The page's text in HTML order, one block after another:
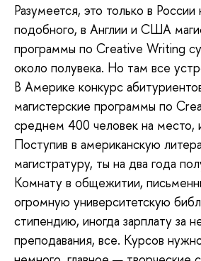
Разумеется, это только в
подобного, в Англии и США
программы по Creative Writing
около полувека. Но там все
В Америке конкурс
магистерские программы по
среднем 400 человек на место,
Поступив в американскую
магистратуру, ты на два года
Комнату в общежитии,
огромную университетскую
стипендию, иногда зарплату за
преподавания, все. Курсов